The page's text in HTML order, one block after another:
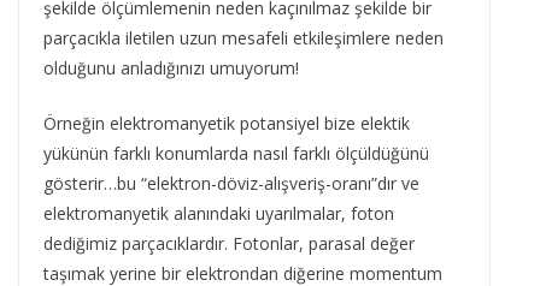
şekilde ölçümlemenin neden kaçınılmaz şekilde bir
parçacıkla iletilen uzun mesafeli etkileşimlere neden
olduğunu anladığınızı umuyorum!
Örneğin elektromanyetik potansiyel bize elektik
yükünün farklı konumlarda nasıl farklı ölçüldüğünü
gösterir…bu “elektron-döviz-alışveriş-oranı”dır ve
elektromanyetik alanındaki uyarılmalar, foton
dediğimiz parçacıklardır. Fotonlar, parasal değer
taşımak yerine bir elektrondan diğerine momentum